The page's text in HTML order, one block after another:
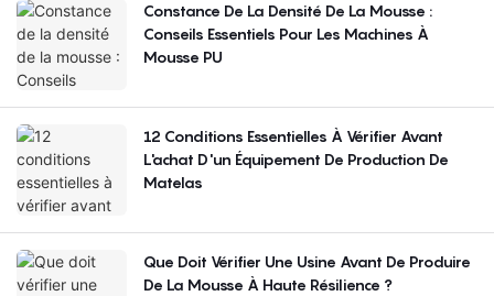
Constance De La Densité De La Mousse :
Conseils Essentiels Pour Les Machines À
Mousse PU
12 Conditions Essentielles À Vérifier Avant
L'achat D'un Équipement De Production De
Matelas
Que Doit Vérifier Une Usine Avant De Produire
De La Mousse À Haute Résilience ?